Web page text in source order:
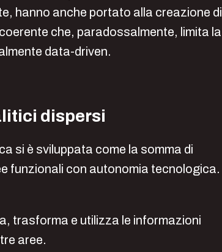
hanno anche portato alla creazione di
che, paradossalmente, limita la
data-driven.
dispersi
si è sviluppata come la somma di
funzionali con autonomia tecnologica.
trasforma e utilizza le informazioni
aree.